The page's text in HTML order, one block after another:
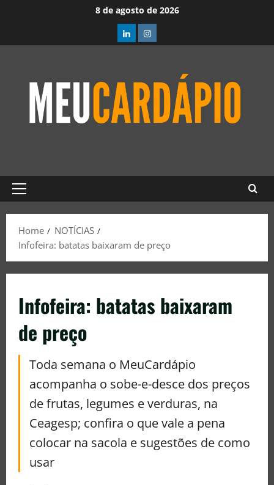
8 de agosto de 2026
Home
NOTÍCIAS
Infofeira: batatas baixaram de preço
Infofeira: batatas baixaram
de preço
Toda semana o MeuCardápio
acompanha o sobe-e-desce dos preços
de frutas, legumes e verduras, na
Ceagesp; confira o que vale a pena
colocar na sacola e sugestões de como
usar